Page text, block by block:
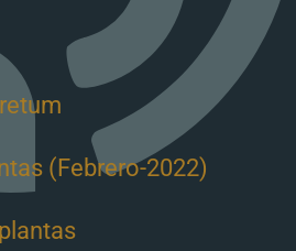
(Febrero-2022)